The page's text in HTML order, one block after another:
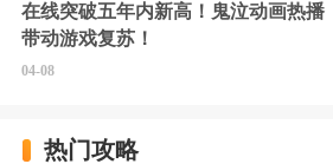
在线突破五年内新高！鬼泣动画热播
带动游戏复苏！
04-08
热门攻略